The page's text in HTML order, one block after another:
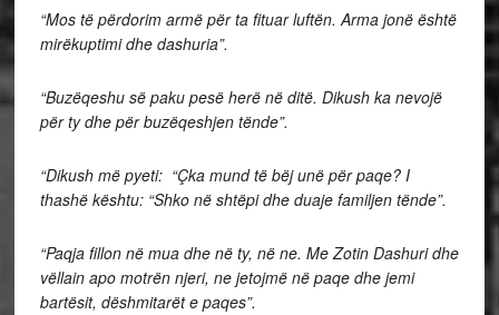
“Mos të përdorim armë për ta fituar luftën. Arma jonë është
mirëkuptimi dhe dashuria”.
“Buzëqeshu së paku pesë herë në ditë. Dikush ka nevojë
për ty dhe për buzëqeshjen tënde”.
“Dikush më pyeti: “Çka mund të bëj unë për paqe? I
thashë kështu: “Shko në shtëpi dhe duaje familjen tënde”.
“Paqja fillon në mua dhe në ty, në ne. Me Zotin Dashuri dhe
vëllain apo motrën njeri, ne jetojmë në paqe dhe jemi
bartësit, dëshmitarët e paqes”.